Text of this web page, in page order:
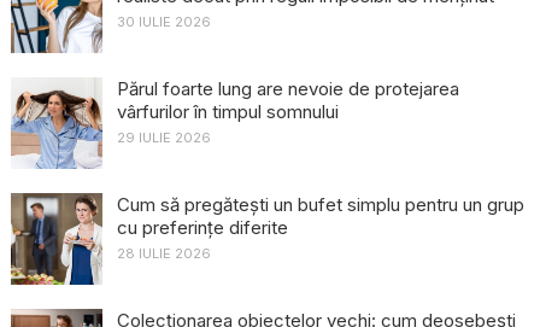
30 IULIE 2026
Părul foarte lung are nevoie de protejarea
vârfurilor în timpul somnului
29 IULIE 2026
Cum să pregătești un bufet simplu pentru un grup
cu preferințe diferite
28 IULIE 2026
Colecționarea obiectelor vechi: cum deosebești